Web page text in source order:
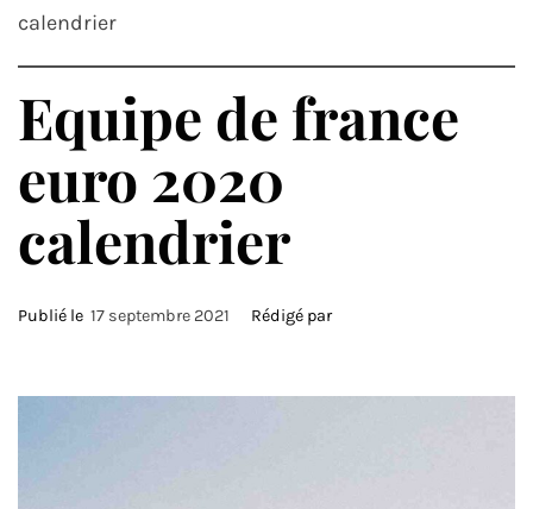
calendrier
Equipe de france
euro 2020
calendrier
Publié le 17 septembre 2021 Rédigé par